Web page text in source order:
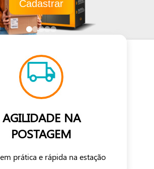
Cadastrar
AGILIDADE NA
POSTAGEM
prática e rápida na estação